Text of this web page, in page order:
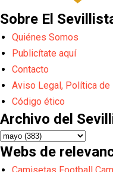
Sobre El
Quiénes Somos
Publicítate aquí
Contacto
Aviso Legal, Política
Código ético
Archivo del
Webs de
Camisetas Football